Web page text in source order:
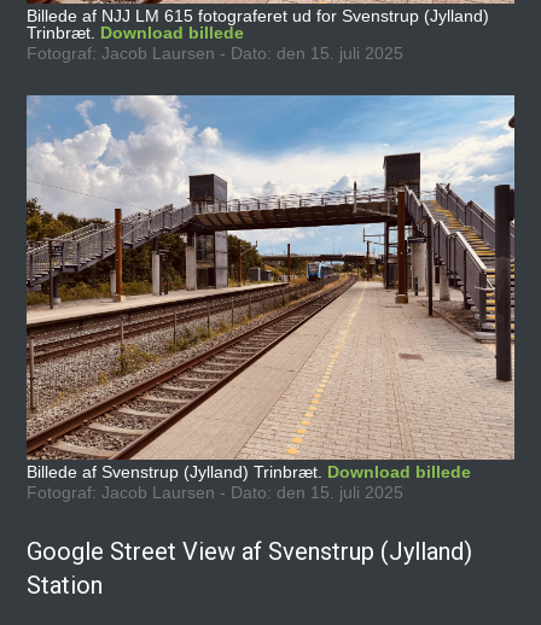
Billede af NJJ LM 615 fotograferet ud for Svenstrup (Jylland)
Trinbræt. Download billede
Fotograf: Jacob Laursen - Dato: den 15. juli 2025
Billede af Svenstrup (Jylland) Trinbræt. Download billede
Fotograf: Jacob Laursen - Dato: den 15. juli 2025
Google Street View af Svenstrup (Jylland)
Station